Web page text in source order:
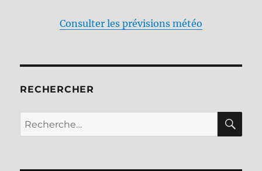
Consulter les prévisions météo
RECHERCHER
Recherche
pour :